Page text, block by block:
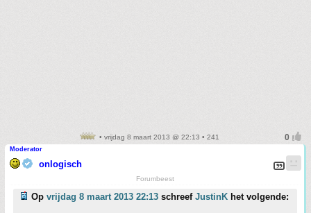
• vrijdag 8 maart 2013 @ 22:13 • 241
Moderator
onlogisch
Forumbeest
Op vrijdag 8 maart 2013 22:13 schreef JustinK het volgende: